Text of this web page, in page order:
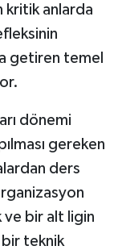
kritik anlarda
getiren temel
dönemi
gereken
ders
ve bir alt ligin
teknik